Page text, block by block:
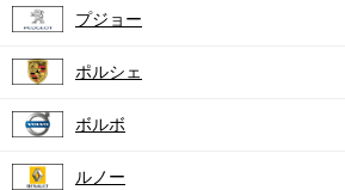
プジョー
ポルシェ
ボルボ
ルノー